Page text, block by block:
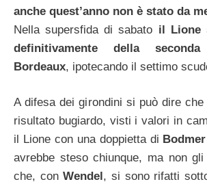
anche quest’anno non è stato da
Nella supersfida di sabato il Lione
definitivamente della
Bordeaux, ipotecando il settimo
A difesa dei girondini si può dire
risultato bugiardo, visti i valori in
il Lione con una doppietta di Bodmer
avrebbe steso chiunque, ma non
che, conWendel, si sono rifatti